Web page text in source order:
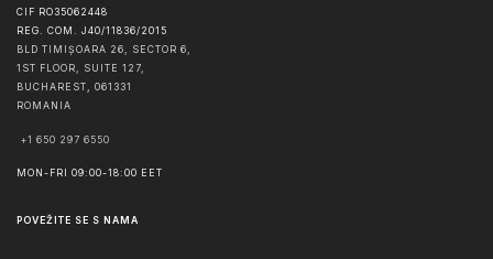
CIF RO35062448
REG. COM. J40/11836/2015
BLD TIMIȘOARA 26, SECTOR 6,
1ST FLOOR, SUITE 127,
BUCHAREST
061331
ROMANIA
+1 650 297 6550
MON-FRI 09:00-18:00 EET
POVEŽITE SE S NAMA